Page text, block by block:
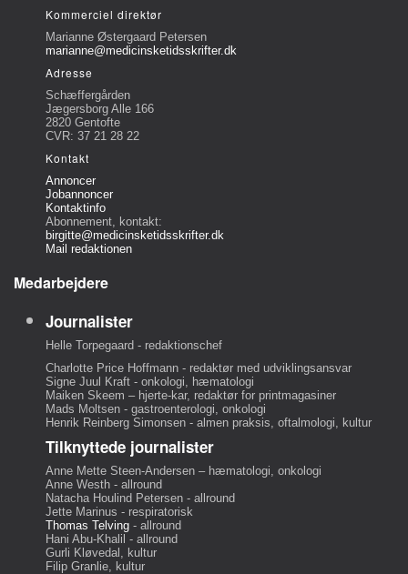
Kommerciel direktør
Marianne Østergaard Petersen
marianne@medicinsketidsskrifter.dk
Adresse
Schæffergården
Jægersborg Alle 166
2820 Gentofte
CVR: 37 21 28 22
Kontakt
Annoncer
Jobannoncer
Kontaktinfo
Abonnement, kontakt:
birgitte@medicinsketidsskrifter.dk
Mail redaktionen
Medarbejdere
Journalister
Helle Torpegaard - redaktionschef
Charlotte Price Hoffmann - redaktør med udviklingsansvar
Signe Juul Kraft - onkologi, hæmatologi
Maiken Skeem – hjerte-kar, redaktør for printmagasiner
Mads Moltsen - gastroenterologi, onkologi
Henrik Reinberg Simonsen - almen praksis, oftalmologi, kultur
Tilknyttede journalister
Anne Mette Steen-Andersen – hæmatologi, onkologi
Anne Westh - allround
Natacha Houlind Petersen - allround
Jette Marinus - respiratorisk
Thomas Telving - allround
Hani Abu-Khalil - allround
Gurli Kløvedal, kultur
Filip Granlie, kultur